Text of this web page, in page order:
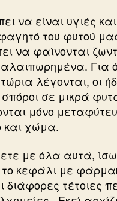
να είναι υγιές
φαγητό του φυτού
να φαίνονται
Για
λέγονται, οι
σε μικρά
μόνο
και χώμα.
με όλα αυτά,
κεφάλι με
διάφορες τέτοιες